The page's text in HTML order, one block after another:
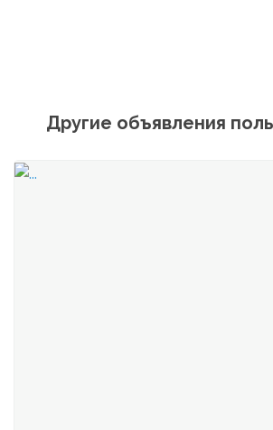
Другие объявления